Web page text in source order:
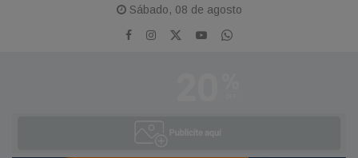
Sábado, 08 de agosto